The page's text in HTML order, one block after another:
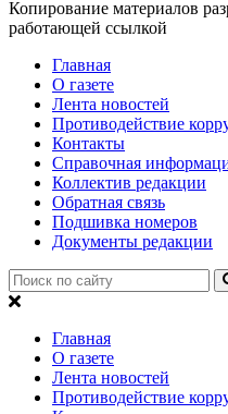
Копирование материалов
работающей ссылкой
Главная
О газете
Лента новостей
Противодействие
Контакты
Справочная
Коллектив редакции
Обратная связь
Подшивка номеров
Документы редакции
Главная
О газете
Лента новостей
Противодействие